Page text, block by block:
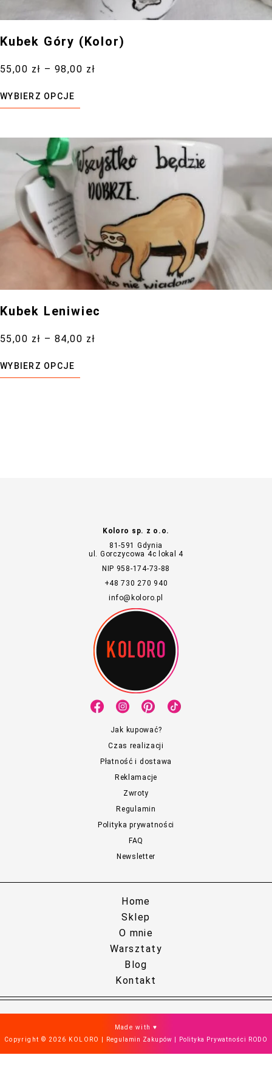
Kubek Góry (Kolor)
55,00 zł – 98,00 zł
WYBIERZ OPCJE
Kubek Leniwiec
55,00 zł – 84,00 zł
WYBIERZ OPCJE
Koloro sp. z o.o.
81-591 Gdynia
ul. Gorczycowa 4c lokal 4
NIP 958-174-73-88
+48 730 270 940
info@koloro.pl
Jak kupować?
Czas realizacji
Płatność i dostawa
Reklamacje
Zwroty
Regulamin
Polityka prywatności
FAQ
Newsletter
Home
Sklep
O mnie
Warsztaty
Blog
Kontakt
Made with ♥
Copyright © 2026 KOLORO |
Regulamin Zakupów Polityka Prywatności RODO